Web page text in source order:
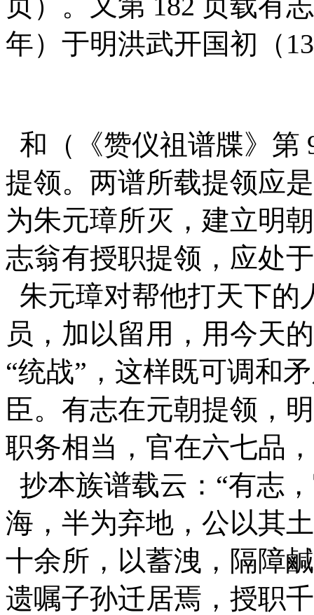
页）。又第 182 页载有
年）于明洪武开国初（
和（《赞仪祖谱牒》第
提领。两谱所载提领应
为朱元璋所灭，建立明
志翁有授职提领，应处
朱元璋对帮他打天下的
员，加以留用，用今天
“统战”，这样既可调和
臣。有志在元朝提领，
职务相当，官在六七品
抄本族谱载云：“有志
海，半为弃地， 公以其
十余所，以蓄洩，隔障
遗嘱子孙迁居焉，授职